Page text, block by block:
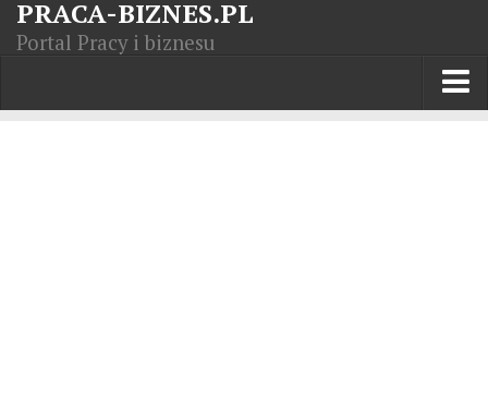
PRACA-BIZNES.PL
Portal Pracy i biznesu